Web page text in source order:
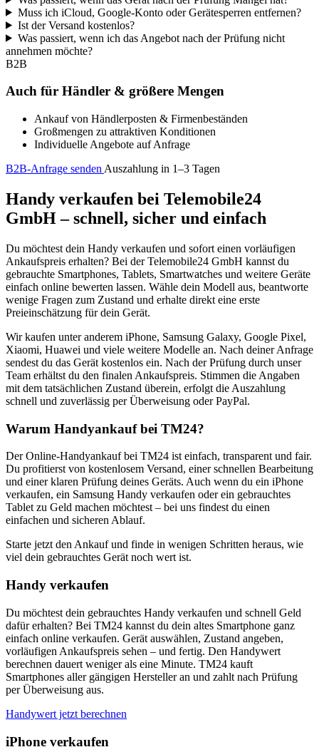
Muss ich iCloud, Google-Konto oder Gerätesperren entfernen?
Ist der Versand kostenlos?
Was passiert, wenn ich das Angebot nach der Prüfung nicht
annehmen möchte?
B2B
Auch für Händler & größere Mengen
Ankauf von Händlerposten & Firmenbeständen
Großmengen zu attraktiven Konditionen
Individuelle Angebote auf Anfrage
B2B-Anfrage senden Auszahlung in 1–3 Tagen
Handy verkaufen bei Telemobile24
GmbH – schnell, sicher und einfach
Du möchtest dein Handy verkaufen und sofort einen vorläufigen
Ankaufspreis erhalten? Bei der Telemobile24 GmbH kannst du
gebrauchte Smartphones, Tablets, Smartwatches und weitere Geräte
einfach online bewerten lassen. Wähle dein Modell aus, beantworte
wenige Fragen zum Zustand und erhalte direkt eine erste
Preieinschätzung für dein Gerät.
Wir kaufen unter anderem iPhone, Samsung Galaxy, Google Pixel,
Xiaomi, Huawei und viele weitere Modelle an. Nach deiner Anfrage
sendest du das Gerät kostenlos ein. Nach der Prüfung durch unser
Team erhältst du den finalen Ankaufspreis. Stimmen die Angaben
mit dem tatsächlichen Zustand überein, erfolgt die Auszahlung
schnell und zuverlässig per Überweisung oder PayPal.
Warum Handyankauf bei TM24?
Der Online-Handyankauf bei TM24 ist einfach, transparent und fair.
Du profitierst von kostenlosem Versand, einer schnellen Bearbeitung
und einer klaren Prüfung deines Geräts. Auch wenn du ein iPhone
verkaufen, ein Samsung Handy verkaufen oder ein gebrauchtes
Tablet zu Geld machen möchtest – bei uns findest du einen
einfachen und sicheren Ablauf.
Starte jetzt den Ankauf und finde in wenigen Schritten heraus, wie
viel dein gebrauchtes Gerät noch wert ist.
Handy verkaufen
Du möchtest dein gebrauchtes Handy verkaufen und schnell Geld
dafür erhalten? Bei TM24 kannst du dein altes Smartphone ganz
einfach online verkaufen. Gerät auswählen, Zustand angeben,
vorläufigen Ankaufspreis sehen – und fertig. Den Handywert
berechnen dauert weniger als eine Minute. TM24 kauft
Smartphones aller gängigen Hersteller an und zahlt nach Prüfung
per Überweisung aus.
Handywert jetzt berechnen
iPhone verkaufen